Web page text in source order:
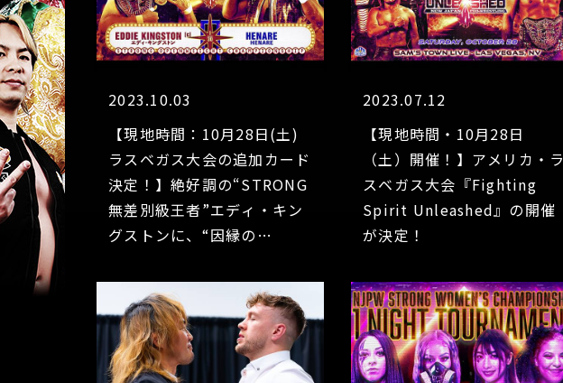
2023.10.03
【現地時間：10月28日(土)
ラスベガス大会の追加カード
決定！】絶好調の“STRONG
無差別級王者”エディ・キン
グストンに、“因縁の
戦！“STRONG女子王者”ジ
ュリアが再上陸！ ハイアン
と5度目の防衛戦!!
2023.07.12
【現地時間・10月28日
（土）開催！】アメリカ・ラ
スベガス大会『Fighting
Spirit Unleashed』の開催
が決定！